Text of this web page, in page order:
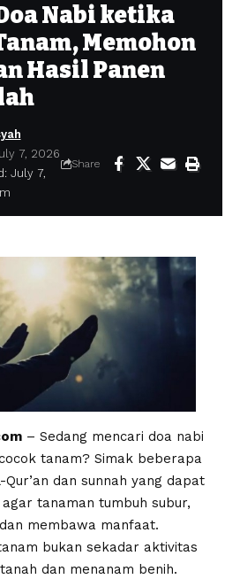
Nabi ketika
Memohon
Hasil Panen
July 7,
7, 2026
Share
– Sedang mencari doa nabi
tanam? Simak beberapa
dan sunnah yang dapat
tanaman tumbuh subur,
membawa manfaat.
bukan sekadar aktivitas
dan menanam benih.